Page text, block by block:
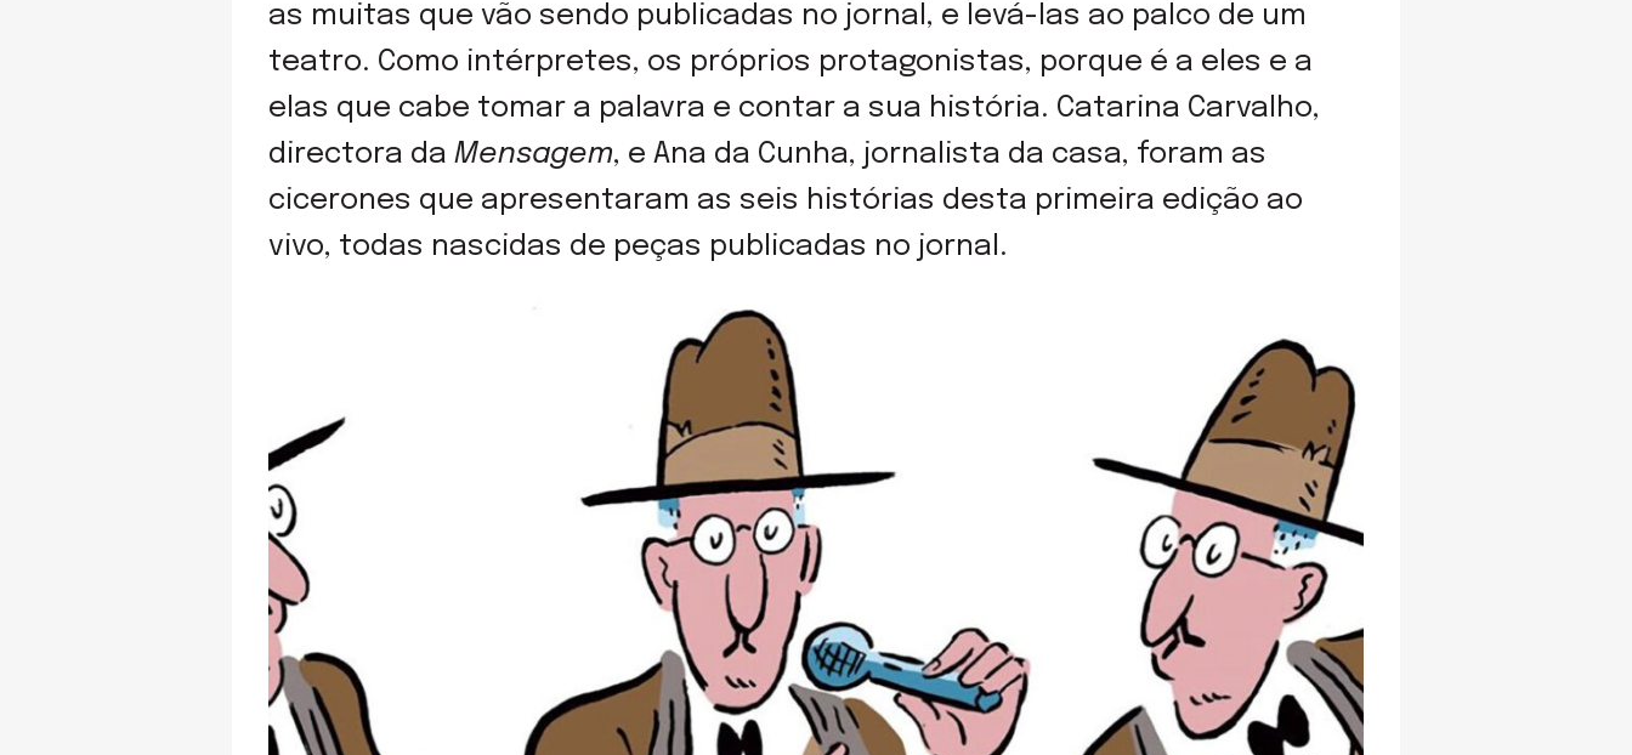
as muitas que vão sendo publicadas no jornal, e levá-las ao palco de um
teatro. Como intérpretes, os próprios protagonistas, porque é a eles e a
elas que cabe tomar a palavra e contar a sua história. Catarina Carvalho,
directora da Mensagem, e Ana da Cunha, jornalista da casa, foram as
cicerones que apresentaram as seis histórias desta primeira edição ao
vivo, todas nascidas de peças publicadas no jornal.